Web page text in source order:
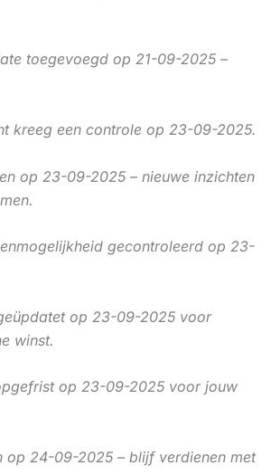
toegevoegd op 21-09-2025 –
kreeg een controle op 23-09-2025.
op 23-09-2025 – nieuwe inzichten
gecontroleerd op 23-
op 23-09-2025 voor
winst.
op 23-09-2025 voor jouw
op 24-09-2025 – blijf verdienen met